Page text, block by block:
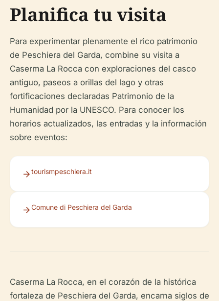
Planifica tu visita
Para experimentar plenamente el rico patrimonio
de Peschiera del Garda, combine su visita a
Caserma La Rocca con exploraciones del casco
antiguo, paseos a orillas del lago y otras
fortificaciones declaradas Patrimonio de la
Humanidad por la UNESCO. Para conocer los
horarios actualizados, las entradas y la información
sobre eventos:
tourismpeschiera.it
Comune di Peschiera del Garda
Caserma La Rocca, en el corazón de la histórica
fortaleza de Peschiera del Garda, encarna siglos de